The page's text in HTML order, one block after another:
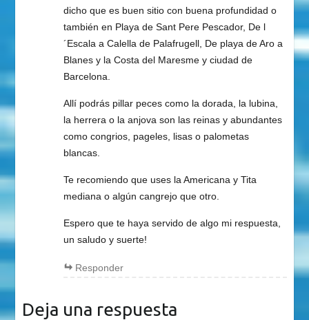
dicho que es buen sitio con buena profundidad o
también en Playa de Sant Pere Pescador, De l
´Escala a Calella de Palafrugell, De playa de Aro a
Blanes y la Costa del Maresme y ciudad de
Barcelona.
Allí podrás pillar peces como la dorada, la lubina,
la herrera o la anjova son las reinas y abundantes
como congrios, pageles, lisas o palometas
blancas.
Te recomiendo que uses la Americana y Tita
mediana o algún cangrejo que otro.
Espero que te haya servido de algo mi respuesta,
un saludo y suerte!
Responder
Deja una respuesta